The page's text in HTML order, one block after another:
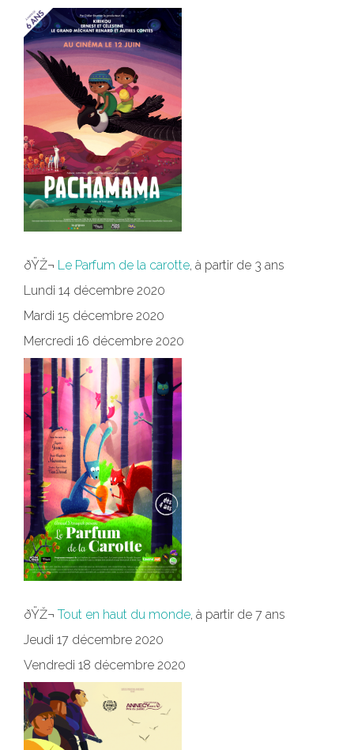
ðŸŽ¬ Le Parfum de la carotte, à partir de 3 ans
Lundi 14 décembre 2020
Mardi 15 décembre 2020
Mercredi 16 décembre 2020
ðŸŽ¬ Tout en haut du monde, à partir de 7 ans
Jeudi 17 décembre 2020
Vendredi 18 décembre 2020